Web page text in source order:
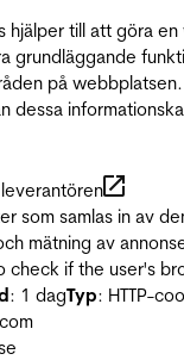
hjälper till att göra
grundläggande
på
dessa
som samlas in av
mätning av
check if the user's
: 1 dagTyp: HTTP-